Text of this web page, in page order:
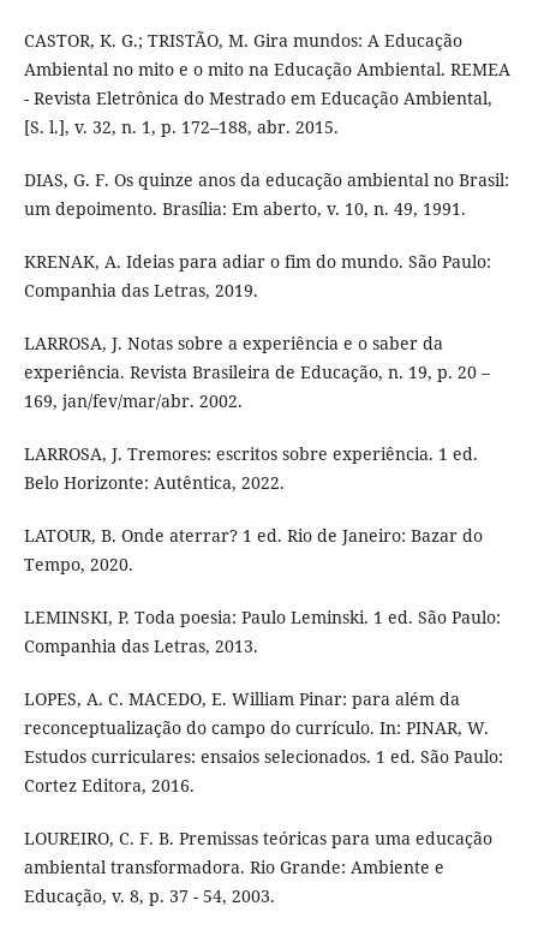
CASTOR, K. G.; TRISTÃO, M. Gira mundos: A Educação
Ambiental no mito e o mito na Educação Ambiental. REMEA
- Revista Eletrônica do Mestrado em Educação Ambiental,
[S. l.], v. 32, n. 1, p. 172–188, abr. 2015.
DIAS, G. F. Os quinze anos da educação ambiental no Brasil:
um depoimento. Brasília: Em aberto, v. 10, n. 49, 1991.
KRENAK, A. Ideias para adiar o fim do mundo. São Paulo:
Companhia das Letras, 2019.
LARROSA, J. Notas sobre a experiência e o saber da
experiência. Revista Brasileira de Educação, n. 19, p. 20 –
169, jan/fev/mar/abr. 2002.
LARROSA, J. Tremores: escritos sobre experiência. 1 ed.
Belo Horizonte: Autêntica, 2022.
LATOUR, B. Onde aterrar? 1 ed. Rio de Janeiro: Bazar do
Tempo, 2020.
LEMINSKI, P. Toda poesia: Paulo Leminski. 1 ed. São Paulo:
Companhia das Letras, 2013.
LOPES, A. C. MACEDO, E. William Pinar: para além da
reconceptualização do campo do currículo. In: PINAR, W.
Estudos curriculares: ensaios selecionados. 1 ed. São Paulo:
Cortez Editora, 2016.
LOUREIRO, C. F. B. Premissas teóricas para uma educação
ambiental transformadora. Rio Grande: Ambiente e
Educação, v. 8, p. 37 - 54, 2003.